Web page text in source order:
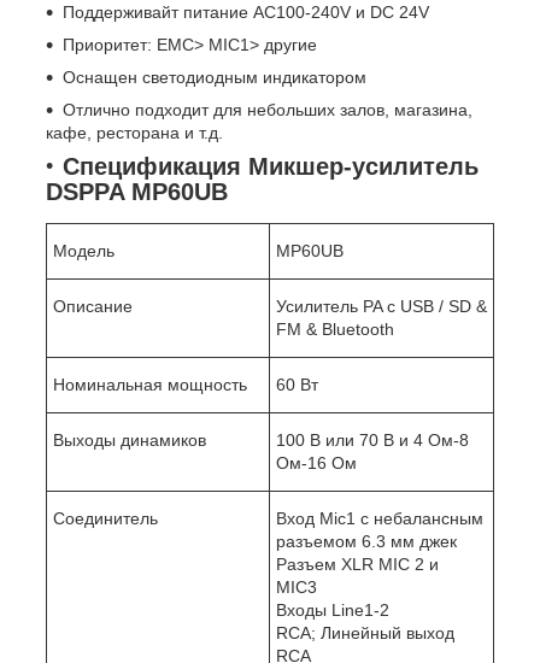
Поддерживайт питание AC100-240V и DC 24V
Приоритет: EMC> MIC1> другие
Оснащен светодиодным индикатором
Отлично подходит для небольших залов, магазина,
кафе, ресторана и т.д.
Спецификация Микшер-усилитель
DSPPA MP60UB
Модель MP60UB
Описание
Усилитель PA с USB / SD &
FM & Bluetooth
Номинальная мощность 60 Вт
Выходы динамиков
100 В или 70 В и 4 Ом-8
Ом-16 Ом
Соединитель
Вход Mic1 с небалансным
разъемом 6.3 мм джек
Разъем XLR MIC 2 и
MIC3
Входы Line1-2
RCA; Линейный выход
RCA